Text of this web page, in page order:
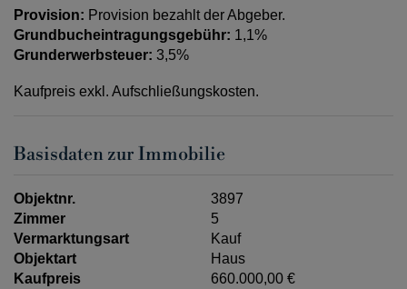
Provision: Provision bezahlt der Abgeber.
Grundbucheintragungsgebühr: 1,1%
Grunderwerbsteuer: 3,5%
Kaufpreis exkl. Aufschließungskosten.
Basisdaten zur Immobilie
Objektnr.
3897
Zimmer
5
Vermarktungsart
Kauf
Objektart
Haus
Kaufpreis
660.000,00 €